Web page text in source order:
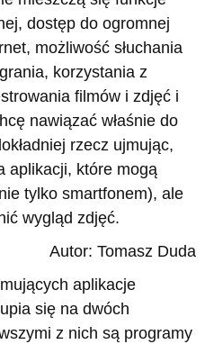
dostęp do ogromnej
możliwość słuchania
korzystania z
filmów i zdjęć i
nawiązać właśnie do
rzecz ujmując,
aplikacji, które mogą
tylko smartfonem), ale
wygląd zdjęć.
Autor: Tomasz Duda
aplikacje
się na dwóch
z nich są programy